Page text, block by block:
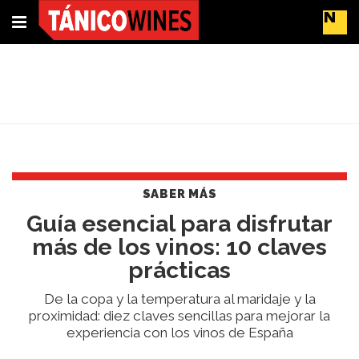
Portada
del
cambio
Sostenibilidad
Tendencias
SABER MÁS
Guía esencial para disfrutar
más de los vinos: 10 claves
prácticas
De la copa y la temperatura al maridaje y la
proximidad: diez claves sencillas para mejorar la
experiencia con los vinos de España